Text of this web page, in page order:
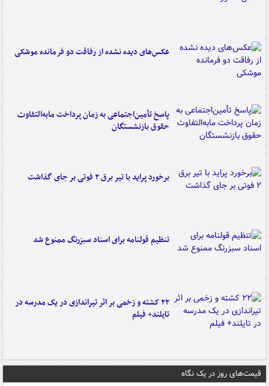
عکس‌های دیده نشده از رفاقت دو فرمانده‌ موشکی
پاسخ تأمین‌اجتماعی به زمان پرداخت مابه‌التفاوت
حقوق بازنشستگان
برخورد پراید با تیر برق ۲ فوتی بر جای گذاشت
تنظیم قولنامه برای اسناد سبزرنگ ممنوع شد
۲۲ کشته و زخمی بر اثر تیراندازی در یک مدرسه در
تایلند+ فیلم
قیمت‌های روز در یک نگاه